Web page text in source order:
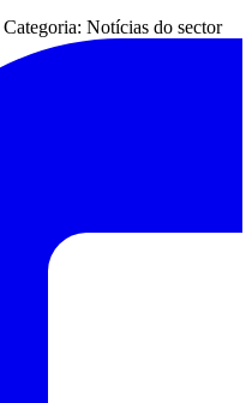
Categoria: Notícias do sector